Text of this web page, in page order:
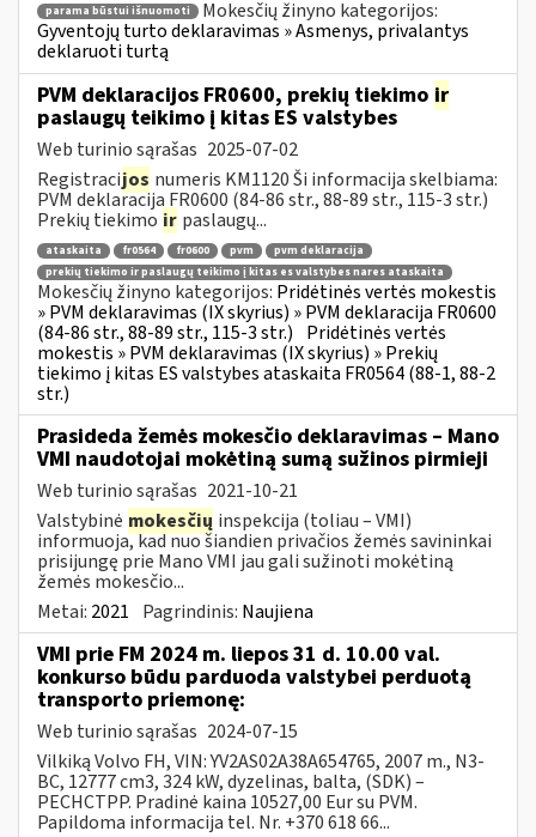
parama būstui išnuomoti
Mokesčių žinyno kategorijos:
Gyventojų turto deklaravimas » Asmenys, privalantys
deklaruoti turtą
PVM deklaracijos FR0600, prekių tiekimo ir
paslaugų teikimo į kitas ES valstybes
Web turinio sąrašas 2025-07-02
Registracijos numeris KM1120 Ši informacija skelbiama:
PVM deklaracija FR0600 (84-86 str., 88-89 str., 115-3 str.)
Prekių tiekimo ir paslaugų...
ataskaita fr0564 fr0600 pvm
pvm deklaracija
prekių tiekimo ir paslaugų teikimo į kitas es valstybes nares ataskaita
Mokesčių žinyno kategorijos: Pridėtinės vertės mokestis
» PVM deklaravimas (IX skyrius) » PVM deklaracija FR0600
(84-86 str., 88-89 str., 115-3 str.) Pridėtinės vertės
mokestis » PVM deklaravimas (IX skyrius) » Prekių
tiekimo į kitas ES valstybes ataskaita FR0564 (88-1, 88-2
str.)
Prasideda žemės mokesčio deklaravimas – Mano
VMI naudotojai mokėtiną sumą sužinos pirmieji
Web turinio sąrašas 2021-10-21
Valstybinė mokesčių inspekcija (toliau – VMI)
informuoja, kad nuo šiandien privačios žemės savininkai
prisijungę prie Mano VMI jau gali sužinoti mokėtiną
žemės mokesčio...
Metai: 2021 Pagrindinis: Naujiena
VMI prie FM 2024 m. liepos 31 d. 10.00 val.
konkurso būdu parduoda valstybei perduotą
transporto priemonę:
Web turinio sąrašas 2024-07-15
Vilkiką Volvo FH, VIN: YV2AS02A38A654765, 2007 m., N3-
BC, 12777 cm3, 324 kW, dyzelinas, balta, (SDK) –
PECHCTPP. Pradinė kaina 10527,00 Eur su PVM.
Papildoma informacija tel. Nr. +370 618 66...